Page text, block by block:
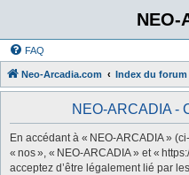
NEO-
FAQ
Neo-Arcadia.com Index du forum
NEO-ARCADIA -
En accédant à « NEO-ARCADIA »
« nos », « NEO-ARCADIA » et «
acceptez d’être légalement lié par